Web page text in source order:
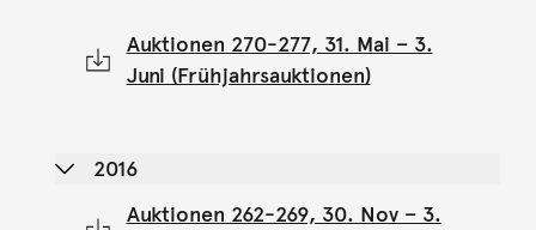
Auktionen 270-277, 31. Mai – 3.
Juni (Frühjahrsauktionen)
2016
Auktionen 262-269, 30. Nov – 3.